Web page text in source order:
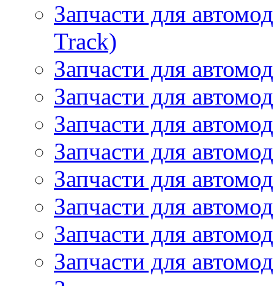
Запчасти для
Track)
Запчасти для
Запчасти для
Запчасти для
Запчасти для
Запчасти для
Запчасти для
Запчасти для
Запчасти для